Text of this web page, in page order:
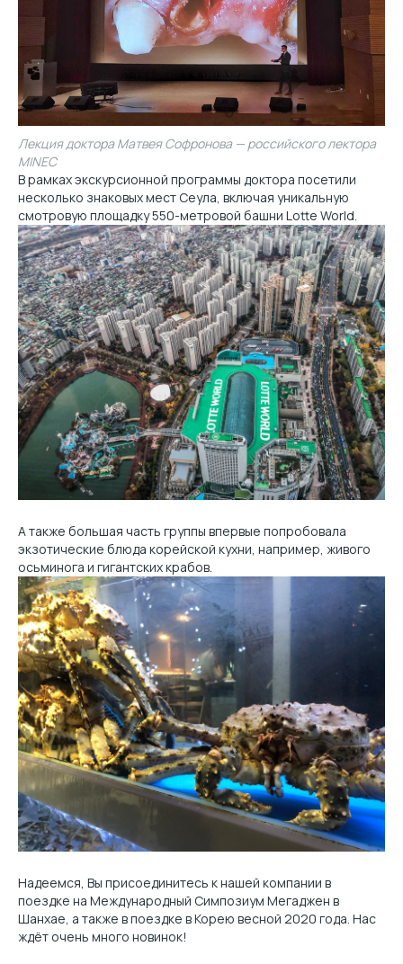
Лекция доктора Матвея Софронова — российского лектора
MINEC
В рамках экскурсионной программы доктора посетили
несколько знаковых мест Сеула, включая уникальную
смотровую площадку 550-метровой башни Lotte World.
А также большая часть группы впервые попробовала
экзотические блюда корейской кухни, например, живого
осьминога и гигантских крабов.
Надеемся, Вы присоединитесь к нашей компании в
поездке на Международный Симпозиум Мегаджен в
Шанхае, а также в поездке в Корею весной 2020 года. Нас
ждёт очень много новинок!